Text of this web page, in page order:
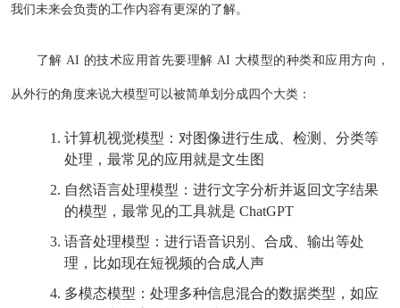
我们未来会负责的工作内容有更深的了解。
了解 AI 的技术应用首先要理解 AI 大模型的种类和应用方向，
从外行的角度来说大模型可以被简单划分成四个大类：
计算机视觉模型：对图像进行生成、检测、分类等
处理，最常见的应用就是文生图
自然语言处理模型：进行文字分析并返回文字结果
的模型，最常见的工具就是 ChatGPT
语音处理模型：进行语音识别、合成、输出等处
理，比如现在短视频的合成人声
多模态模型：处理多种信息混合的数据类型，如应